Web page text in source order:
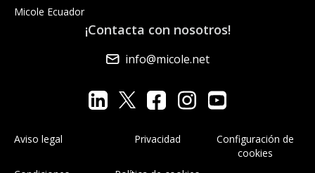
Micole Ecuador
¡Contacta con nosotros!
info@micole.net
Aviso legal Privacidad
Configuración de
cookies